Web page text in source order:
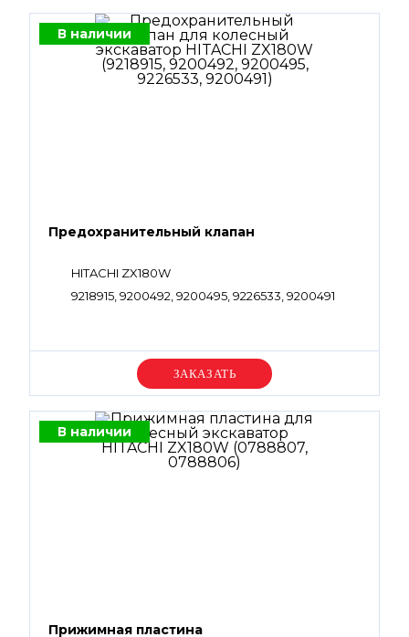
В наличии
Предохранительный клапан
HITACHI ZX180W
9218915, 9200492, 9200495, 9226533, 9200491
Уточняйте цену
В наличии
Прижимная пластина